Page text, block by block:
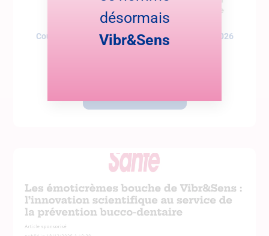
Coup de cœur dans Cerveau et Santé – janvier 2026
désormais
Vibr&Sens